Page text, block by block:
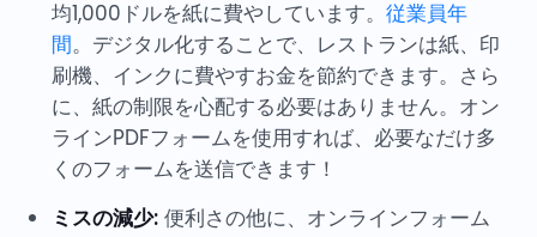
均1,000ドルを紙に費やしています。 従業員年
間。デジタル化することで、レストランは紙、印
刷機、インクに費やすお金を節約できます。さら
に、紙の制限を心配する必要はありません。オン
ラインPDFフォームを使用すれば、必要なだけ多
くのフォームを送信できます！
ミスの減少:便利さの他に、オンラインフォーム